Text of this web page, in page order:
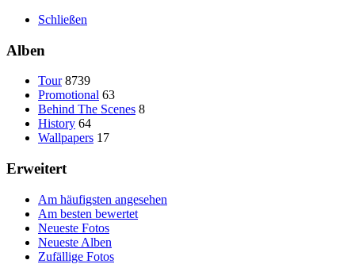
Schließen
Alben
Tour 8739
Promotional 63
Behind The Scenes 8
History 64
Wallpapers 17
Erweitert
Am häufigsten angesehen
Am besten bewertet
Neueste Fotos
Neueste Alben
Zufällige Fotos